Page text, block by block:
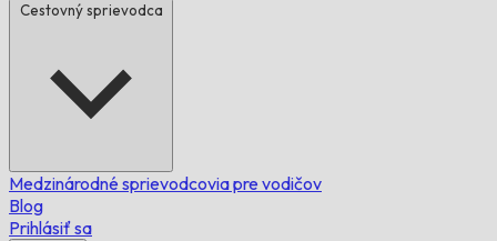
Cestovný sprievodca
Medzinárodné sprievodcovia pre vodičov
Blog
Prihlásiť sa